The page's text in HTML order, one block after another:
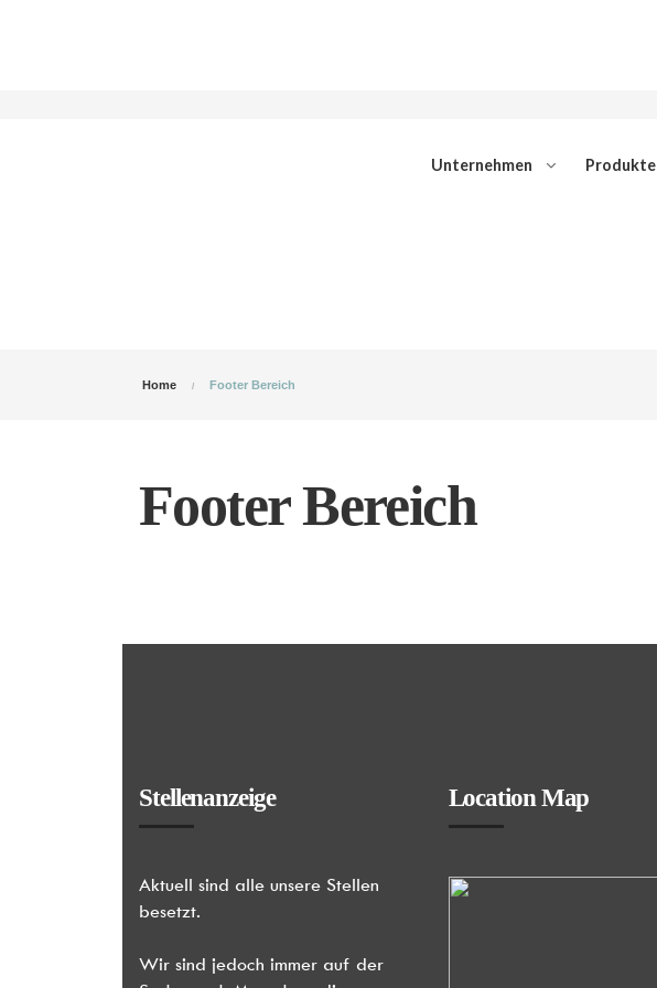
Unternehmen Produkte
Home Footer Bereich
Footer Bereich
Stellenanzeige
Aktuell sind alle unsere Stellen
besetzt.
Wir sind jedoch immer auf der
Location Map